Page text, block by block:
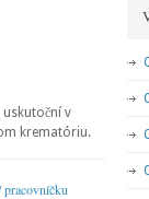
uskutoční v
krematóriu.
pracovníčku